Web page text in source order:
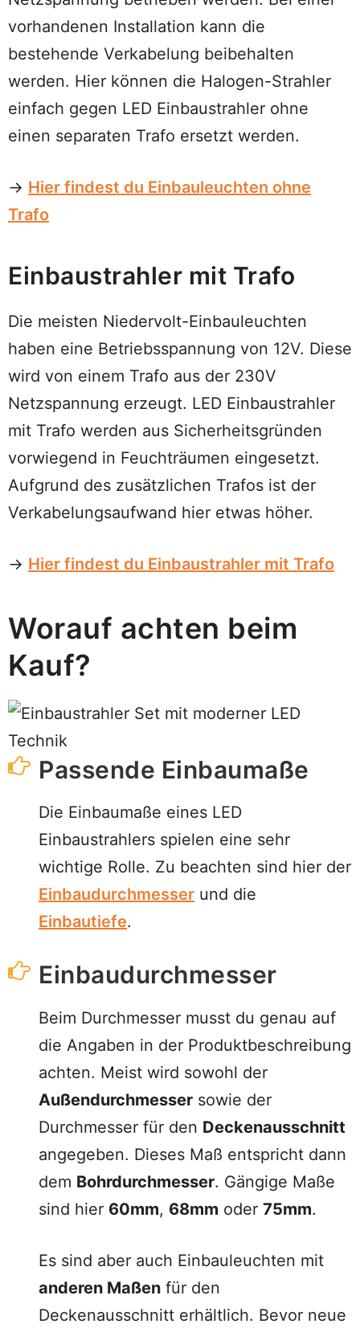
vorhandenen Installation kann die
bestehende Verkabelung beibehalten
werden. Hier können die Halogen-Strahler
einfach gegen LED Einbaustrahler ohne
einen separaten Trafo ersetzt werden.
→ Hier findest du Einbauleuchten ohne
Trafo
Einbaustrahler mit Trafo
Die meisten Niedervolt-Einbauleuchten
haben eine Betriebsspannung von 12V. Diese
wird von einem Trafo aus der 230V
Netzspannung erzeugt. LED Einbaustrahler
mit Trafo werden aus Sicherheitsgründen
vorwiegend in Feuchträumen eingesetzt.
Aufgrund des zusätzlichen Trafos ist der
Verkabelungsaufwand hier etwas höher.
→ Hier findest du Einbaustrahler mit Trafo
Worauf achten beim
Kauf?
Passende Einbaumaße
Die Einbaumaße eines LED
Einbaustrahlers spielen eine sehr
wichtige Rolle. Zu beachten sind hier der
Einbaudurchmesser und die
Einbautiefe.
Einbaudurchmesser
Beim Durchmesser musst du genau auf
die Angaben in der Produktbeschreibung
achten. Meist wird sowohl der
Außendurchmesser sowie der
Durchmesser für den Deckenausschnitt
angegeben. Dieses Maß entspricht dann
dem Bohrdurchmesser. Gängige Maße
sind hier 60mm, 68mm oder 75mm.
Es sind aber auch Einbauleuchten mit
anderen Maßen für den
Deckenausschnitt erhältlich. Bevor neue